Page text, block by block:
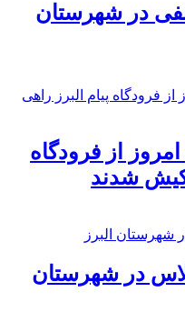
صنفی در شهرستان
از فرودگاه
کیش شدند
در شهرستان